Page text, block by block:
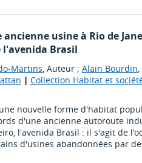
usine à Rio de
l'avenida Brasil
Martins, Auteur ; Alain Bourdin
| Collection Habitat et
nouvelle forme d'habitat
d'une ancienne autoroute
l'avenida Brasil : il s'agit de
d'usines abandonnées par